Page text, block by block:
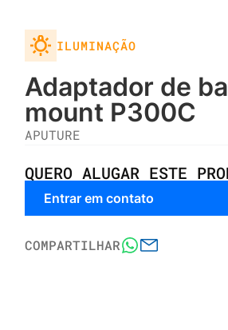
ILUMINAÇÃO
Adaptador de
mount P300C
APUTURE
QUERO ALUGAR ESTE
Entrar em contato
COMPARTILHAR